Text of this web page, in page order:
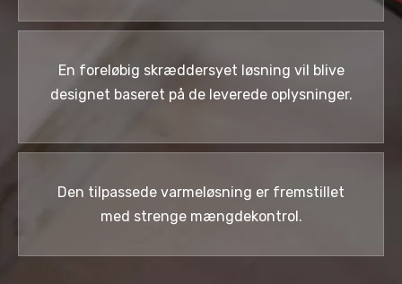
En foreløbig skræddersyet løsning vil blive
designet baseret på de leverede oplysninger.
Den tilpassede varmeløsning er fremstillet
med strenge mængdekontrol.